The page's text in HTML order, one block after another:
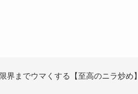
界までウマくする【至高のニラ炒め】